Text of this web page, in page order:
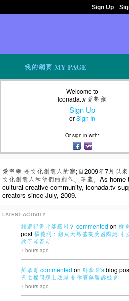
Sign Up
我的網頁 MY PAGE
Welcome to
Iconada.tv 愛墾 網
Sign Up
orSign In
Or sign in with:
愛墾網 是文化創意人的窩;自2009年7月以
文化創意人和他們的創作、珍藏。As home
cultural creative community, iconada.tv
creators since July, 2009.
LATEST ACTIVITY
誰還記得北婆羅州？ commented on 鮮
post 楊德利：組成大馬基礎受國際認同
款不容否定
7 hours ago
鮮拿哥 commented on 鮮拿哥'sblog
巴主權問題上法庭 菲律賓無勝訴機會
7 hours ago